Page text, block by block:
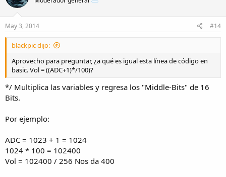
May 3, 2014 #14
blackpic dijo:
Aprovecho para preguntar, ¿a qué es igual esta línea de código en
basic. Vol = ((ADC+1)*/100)?
*/ Multiplica las variables y regresa los "Middle-Bits" de 16
Bits.
Por ejemplo:
ADC = 1023 + 1 = 1024
1024 * 100 = 102400
Vol = 102400 / 256 Nos da 400